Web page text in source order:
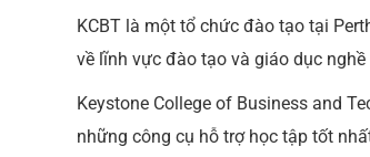
KCBT là một tổ chức đào tạo tại
về lĩnh vực đào tạo và giáo dục nghề
Keystone College of Business and
những công cụ hỗ trợ học tập tốt